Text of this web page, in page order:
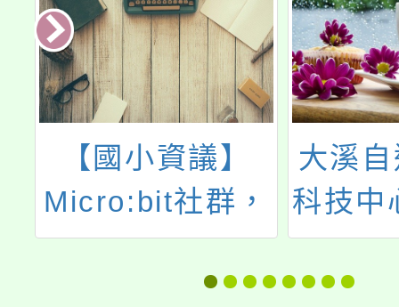
【國小資議】
Micro:bit社群，
敬邀本校授課教
師踴躍參加
大溪
科技中
教